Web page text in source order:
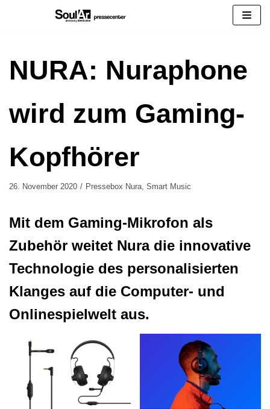
NURA: Nuraphone
wird zum Gaming-
Kopfhörer
26. November 2020 Pressebox Nura Smart Music
Mit dem Gaming-Mikrofon als
Zubehör weitet Nura die innovative
Technologie des personalisierten
Klanges auf die Computer- und
Onlinespielwelt aus.